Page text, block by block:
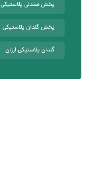
پخش صندلی پلاستیکی
پخش گلدان پلاستیکی
گلدان پلاستیکی ارزان